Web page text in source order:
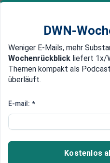
Newsticker MEIN DWN:
Edelmetalle DWN-
Russischer
auf
mit Russland zu
DWN-
Weniger E-Mails, mehr
Wochenrückblick liefert 1x/
Themen kompakt als
überläuft.
E-mail: *
Kostenlos